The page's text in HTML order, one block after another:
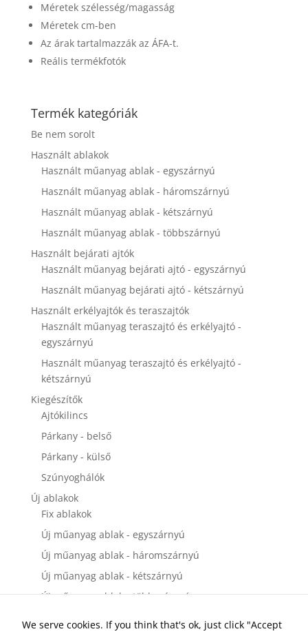
Méretek szélesség/magasság
Méretek cm-ben
Az árak tartalmazzák az ÁFA-t.
Reális termékfotók
Termék kategóriák
Be nem sorolt
Használt ablakok
Használt műanyag ablak - egyszárnyú
Használt műanyag ablak - háromszárnyú
Használt műanyag ablak - kétszárnyú
Használt műanyag ablak - többszárnyú
Használt bejárati ajtók
Használt műanyag bejárati ajtó - egyszárnyú
Használt műanyag bejárati ajtó - kétszárnyú
Használt erkélyajtók és teraszajtók
Használt műanyag teraszajtó és erkélyajtó -
egyszárnyú
Használt műanyag teraszajtó és erkélyajtó -
kétszárnyú
Kiegészítők
Ajtókilincs
Párkany - belső
Párkany - külső
Szúnyoghálók
Új ablakok
Fix ablakok
Új műanyag ablak - egyszárnyú
Új műanyag ablak - háromszárnyú
Új műanyag ablak - kétszárnyú
Új műanyag ablak - többszárnyú
Új műanyag bejárati ajtó - egyszárnyú
We serve cookies. If you think that's ok, just click "Accept
website.
site, you
increase the
seeing
personalized
content and